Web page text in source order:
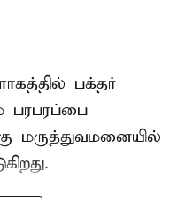
பக்தர்
பரபரப்பை
மருத்துவமனையில்